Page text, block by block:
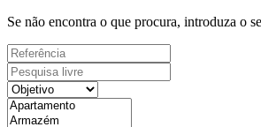
Se não encontra o que procura, introduza o